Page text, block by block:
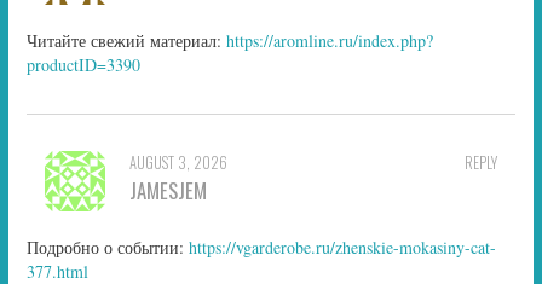
Читайте свежий материал:https://aromline.ru/index.php?
productID=3390
REPLY
AUGUST 3, 2026
JAMESJEM
Подробно о событии:https://vgarderobe.ru/zhenskie-mokasiny-cat-
377.html